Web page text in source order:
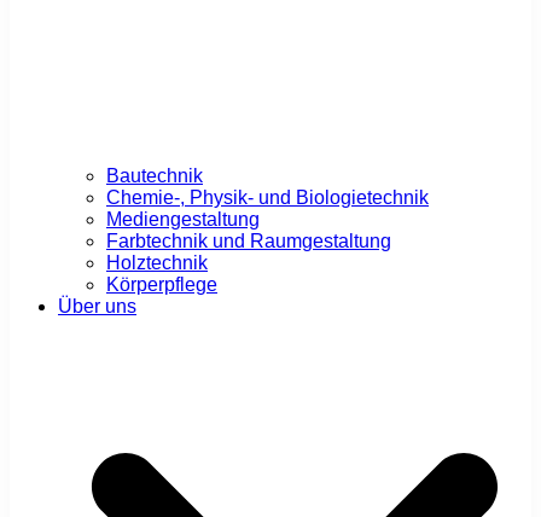
Bautechnik
Chemie-, Physik- und Biologietechnik
Mediengestaltung
Farbtechnik und Raumgestaltung
Holztechnik
Körperpflege
Über uns